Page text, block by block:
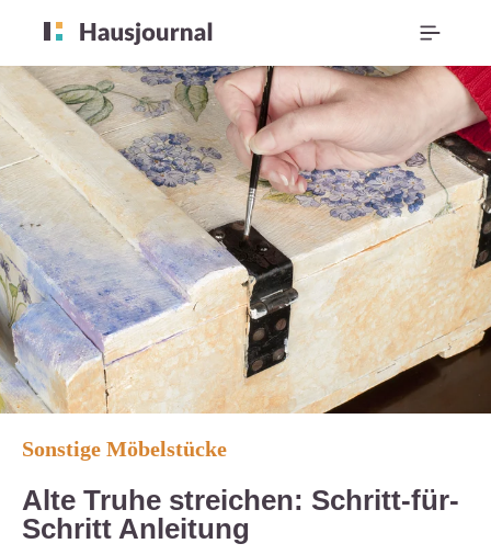
Sonstige Möbelstücke
Alte Truhe streichen: Schritt-für-
Schritt Anleitung